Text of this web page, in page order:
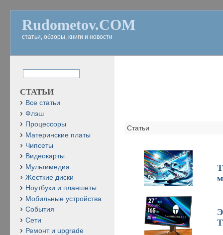
Rudometov.COM
статьи, обзоры, книги и новости
Статьи
СТАТЬИ
Все статьи
Флэш
Процессоры
Материнские платы
Чипсеты
Видеокарты
Мультимедиа
Жесткие диски
Ноутбуки и планшеты
Мобильные устройства
События
Сети
Ремонт и upgrade